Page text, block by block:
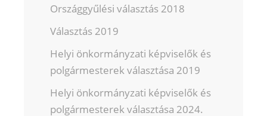
Országgyűlési választás 2018
Választás 2019
Helyi önkormányzati képviselők és
polgármesterek választása 2019
Helyi önkormányzati képviselők és
polgármesterek választása 2024.